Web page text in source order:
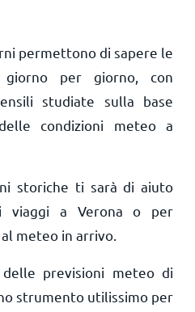
permettono di sapere le
giorno per giorno, con
studiate sulla base
condizioni meteo a
storiche ti sarà di aiuto
viaggi a Verona o per
meteo in arrivo.
previsioni meteo di
strumento utilissimo per